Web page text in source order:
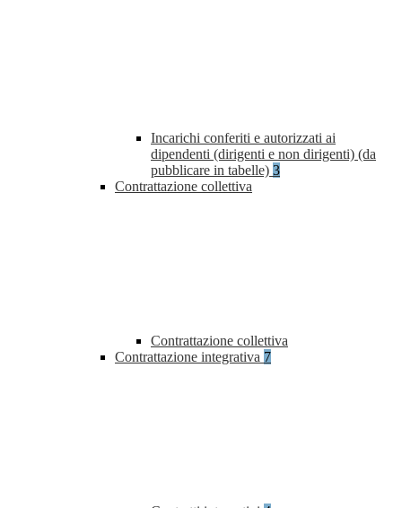
Incarichi conferiti e autorizzati ai
dipendenti (dirigenti e non dirigenti) (da
pubblicare in tabelle) 3
Contrattazione collettiva
Contrattazione collettiva
Contrattazione integrativa 7